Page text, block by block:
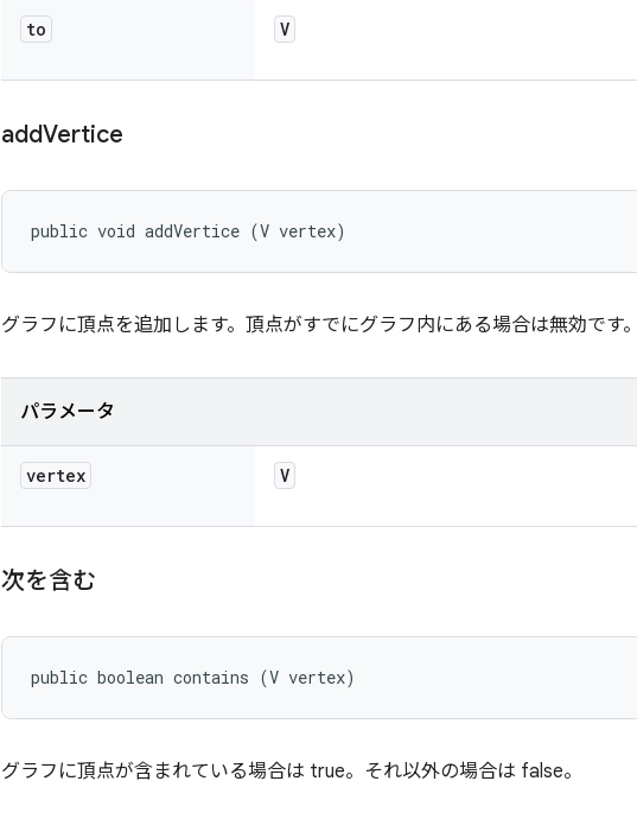
to V
addVertice
public void addVertice (V vertex)
グラフに頂点を追加します。頂点がすでにグラフ内にある場合は無効です。
パラメータ
vertex V
次を含む
public boolean contains (V vertex)
グラフに頂点が含まれている場合は true。それ以外の場合は false。